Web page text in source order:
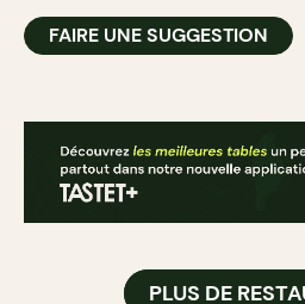
FAIRE UNE SUGGESTION
PLUS DE